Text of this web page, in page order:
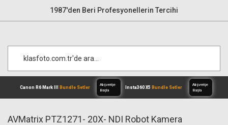
1987'den Beri Profesyonellerin Tercihi
AVMatrix PTZ1271- 20X- NDI Robot Kamera